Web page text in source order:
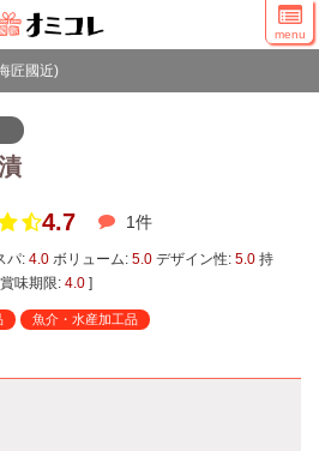
menu
匠國近)
4.7 1件
パ: 4.0ボリューム: 5.0デザイン性: 5.0持
味期限: 4.0]
魚介・水産加工品